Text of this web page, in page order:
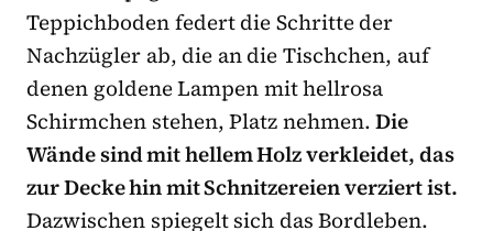
Teppichboden federt die Schritte der
Nachzügler ab, die an die Tischchen, auf
denen goldene Lampen mit hellrosa
Schirmchen stehen, Platz nehmen.Die
Wände sind mit hellem Holz verkleidet, das
zur Decke hin mit Schnitzereien verziert ist.
Dazwischen spiegelt sich das Bordleben.